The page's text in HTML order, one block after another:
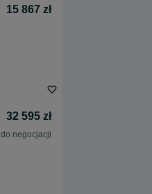
15 867 zł
32 595 zł
do negocjacji